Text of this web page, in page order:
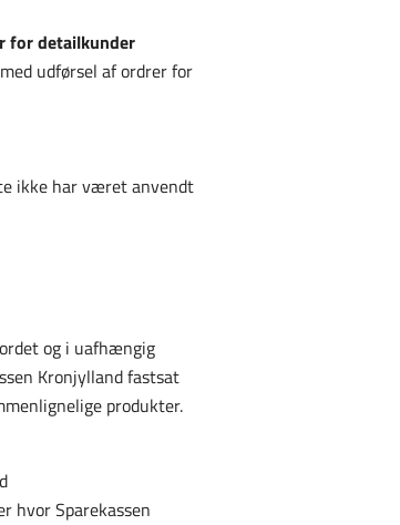
for detailkunder
udførsel af ordrer for
ikke har været anvendt
og i uafhængig
Kronjylland fastsat
produkter.
hvor Sparekassen